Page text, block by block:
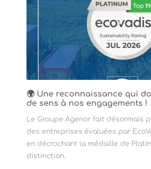
🌍 Une reconnaissance qui
de sens à nos engagements !
Le Groupe Agenor fait désormais
des entreprises évaluées par
en décrochant la médaille de
distinction.